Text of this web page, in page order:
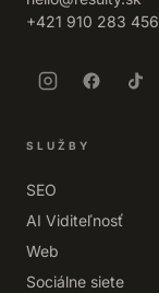
+421 910 283 456
SLUŽBY
SEO
AI Viditeľnosť
Web
Sociálne siete